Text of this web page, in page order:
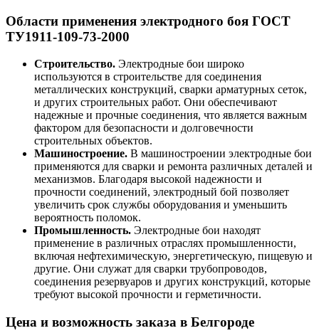
Области применения электродного боя ГОСТ
ТУ1911-109-73-2000
Строительство. Электродные бои широко
используются в строительстве для соединения
металлических конструкций, сварки арматурных сеток,
и других строительных работ. Они обеспечивают
надежные и прочные соединения, что является важным
фактором для безопасности и долговечности
строительных объектов.
Машиностроение. В машиностроении электродные бои
применяются для сварки и ремонта различных деталей и
механизмов. Благодаря высокой надежности и
прочности соединений, электродный бой позволяет
увеличить срок службы оборудования и уменьшить
вероятность поломок.
Промышленность. Электродные бои находят
применение в различных отраслях промышленности,
включая нефтехимическую, энергетическую, пищевую и
другие. Они служат для сварки трубопроводов,
соединения резервуаров и других конструкций, которые
требуют высокой прочности и герметичности.
Цена и возможность заказа в Белгороде